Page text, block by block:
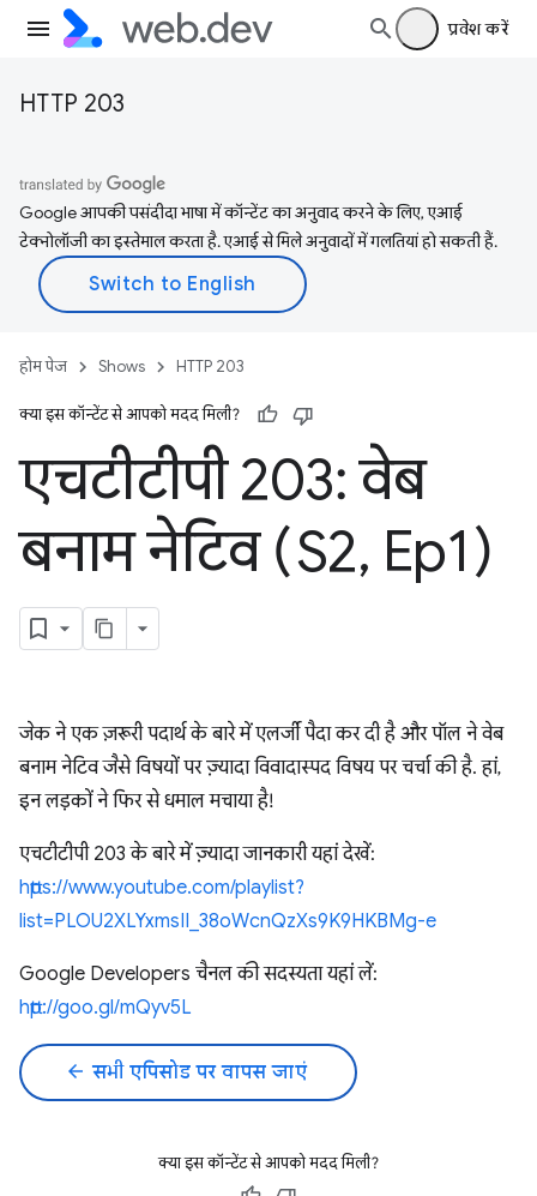
प्रवेश करें
HTTP 203
Google आपकी पसंदीदा भाषा में कॉन्टेंट का अनुवाद करने के लिए, एआई
टेक्नोलॉजी का इस्तेमाल करता है. एआई से मिले अनुवादों में गलतियां हो सकती हैं.
होम पेज Shows HTTP 203
क्या इस कॉन्टेंट से आपको मदद मिली?
एचटीटीपी 203: वेब
बनाम नेटिव (S2, Ep1)
जेक ने एक ज़रूरी पदार्थ के बारे में एलर्जी पैदा कर दी है और पॉल ने वेब
बनाम नेटिव जैसे विषयों पर ज़्यादा विवादास्पद विषय पर चर्चा की है. हां,
इन लड़कों ने फिर से धमाल मचाया है!
एचटीटीपी 203 के बारे में ज़्यादा जानकारी यहां देखें:
https://www.youtube.com/playlist?
list=PLOU2XLYxmsII_38oWcnQzXs9K9HKBMg-e
Google Developers चैनल की सदस्यता यहां लें:
http://goo.gl/mQyv5L
arrow_back सभी एपिसोड पर वापस जाएं
क्या इस कॉन्टेंट से आपको मदद मिली?